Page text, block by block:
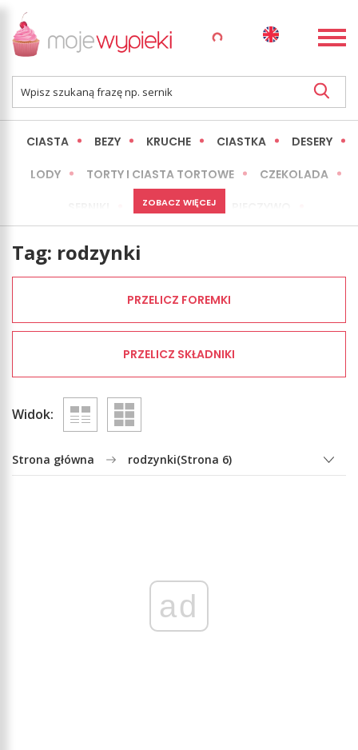
CIASTA BEZY KRUCHE CIASTKA DESERY
LODY TORTY I CIASTA TORTOWE CZEKOLADA
MINI WYPIEKI
ZOBACZ WIĘCEJ
Tag: rodzynki
PRZELICZ FOREMKI
PRZELICZ SKŁADNIKI
Widok:
Strona główna rodzynki(Strona 6)
ad